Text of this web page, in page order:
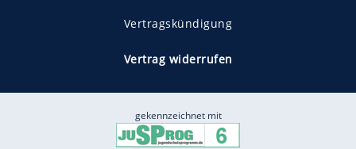
Vertragskündigung
Vertrag widerrufen
gekennzeichnet mit